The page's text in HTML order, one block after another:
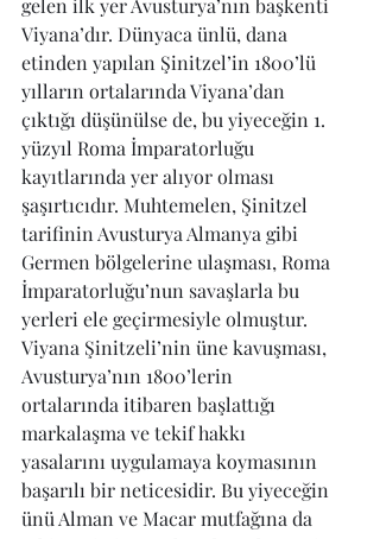
Viyana’dır. Dünyaca ünlü, dana
etinden yapılan Şinitzel’in 1800’lü
yılların ortalarında Viyana’dan
çıktığı düşünülse de, bu yiyeceğin 1.
yüzyıl Roma İmparatorluğu
kayıtlarında yer alıyor olması
şaşırtıcıdır. Muhtemelen, Şinitzel
tarifinin Avusturya Almanya gibi
Germen bölgelerine ulaşması, Roma
İmparatorluğu’nun savaşlarla bu
yerleri ele geçirmesiyle olmuştur.
Viyana Şinitzeli’nin üne kavuşması,
Avusturya’nın 1800’lerin
ortalarında itibaren başlattığı
markalaşma ve tekif hakkı
yasalarını uygulamaya koymasının
başarılı bir neticesidir. Bu yiyeceğin
ünü Alman ve Macar mutfağına da